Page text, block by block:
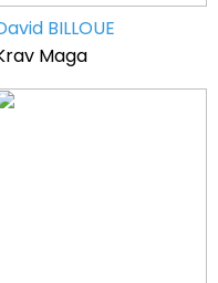
BILLOUE
Maga